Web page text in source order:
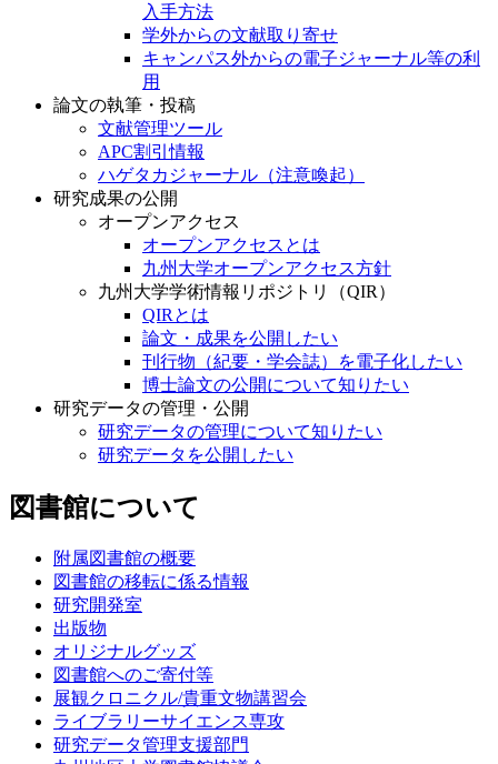
入手方法
学外からの文献取り寄せ
キャンパス外からの電子ジャーナル等の利
用
論文の執筆・投稿
文献管理ツール
APC割引情報
ハゲタカジャーナル（注意喚起）
研究成果の公開
オープンアクセス
オープンアクセスとは
九州大学オープンアクセス方針
九州大学学術情報リポジトリ（QIR）
QIRとは
論文・成果を公開したい
刊行物（紀要・学会誌）を電子化したい
博士論文の公開について知りたい
研究データの管理・公開
研究データの管理について知りたい
研究データを公開したい
図書館について
附属図書館の概要
図書館の移転に係る情報
研究開発室
出版物
オリジナルグッズ
図書館へのご寄付等
展観クロニクル/貴重文物講習会
ライブラリーサイエンス専攻
研究データ管理支援部門